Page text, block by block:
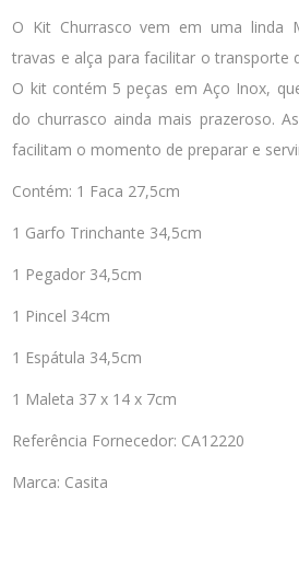
O Kit Churrasco vem em uma linda
travas e alça para facilitar o transporte
O kit contém 5 peças em Aço Inox,
do churrasco ainda mais prazeroso.
facilitam o momento de preparar e
Contém: 1 Faca 27,5cm
1 Garfo Trinchante 34,5cm
1 Pegador 34,5cm
1 Pincel 34cm
1 Espátula 34,5cm
1 Maleta 37 x 14 x 7cm
Referência Fornecedor: CA12220
Marca: Casita